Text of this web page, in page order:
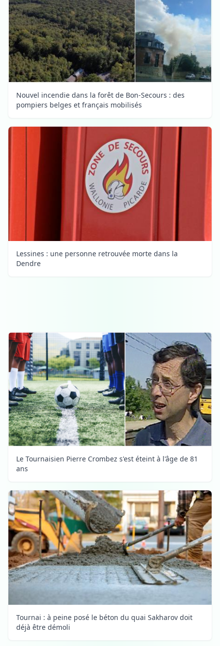
Nouvel incendie dans la forêt de Bon-Secours : des
pompiers belges et français mobilisés
Lessines : une personne retrouvée morte dans la
Dendre
Le Tournaisien Pierre Crombez s'est éteint à l'âge de 81
ans
Tournai : à peine posé le béton du quai Sakharov doit
déjà être démoli